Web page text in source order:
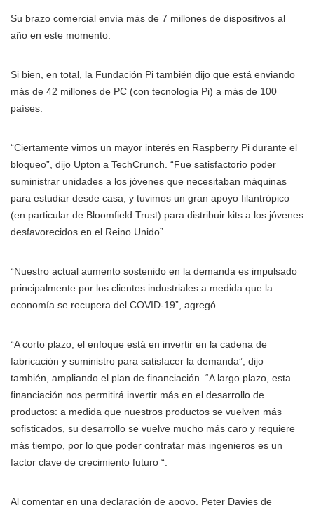
Su brazo comercial envía más de 7 millones de dispositivos al
año en este momento.
Si bien, en total, la Fundación Pi también dijo que está enviando
más de 42 millones de PC (con tecnología Pi) a más de 100
países.
“Ciertamente vimos un mayor interés en Raspberry Pi durante el
bloqueo”, dijo Upton a TechCrunch. “Fue satisfactorio poder
suministrar unidades a los jóvenes que necesitaban máquinas
para estudiar desde casa, y tuvimos un gran apoyo filantrópico
(en particular de Bloomfield Trust) para distribuir kits a los jóvenes
desfavorecidos en el Reino Unido”
“Nuestro actual aumento sostenido en la demanda es impulsado
principalmente por los clientes industriales a medida que la
economía se recupera del COVID-19”, agregó.
“A corto plazo, el enfoque está en invertir en la cadena de
fabricación y suministro para satisfacer la demanda”, dijo
también, ampliando el plan de financiación. “A largo plazo, esta
financiación nos permitirá invertir más en el desarrollo de
productos: a medida que nuestros productos se vuelven más
sofisticados, su desarrollo se vuelve mucho más caro y requiere
más tiempo, por lo que poder contratar más ingenieros es un
factor clave de crecimiento futuro “.
Al comentar en una declaración de apoyo, Peter Davies de